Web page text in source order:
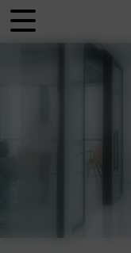
Panneau de gestion